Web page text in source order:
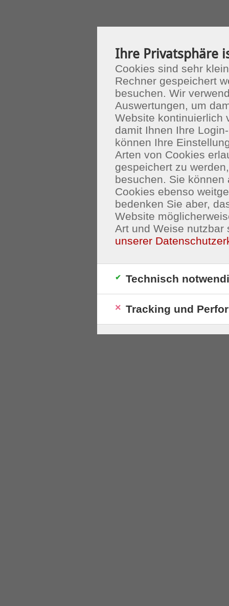
Ihre Privatsphäre
Cookies sind sehr
Rechner gespeichert
besuchen. Wir
Auswertungen, um
Website kontinuierlich
damit Ihnen Ihre
können Ihre
Arten von Cookies
gespeichert zu
besuchen. Sie
Cookies ebenso
bedenken Sie aber,
Website
Art und Weise nutzbar
unserer
Technisch
Tracking und